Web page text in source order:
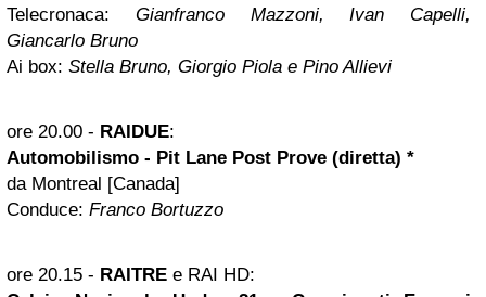
Telecronaca: Gianfranco Mazzoni, Ivan Capelli,
Giancarlo Bruno
Ai box: Stella Bruno, Giorgio Piola e Pino Allievi
ore 20.00 - RAIDUE:
Automobilismo - Pit Lane Post Prove (diretta) *
da Montreal [Canada]
Conduce: Franco Bortuzzo
ore 20.15 - RAITRE e RAI HD: